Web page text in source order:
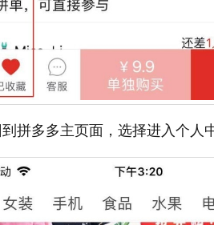
拼多多主页面，选择进入个人